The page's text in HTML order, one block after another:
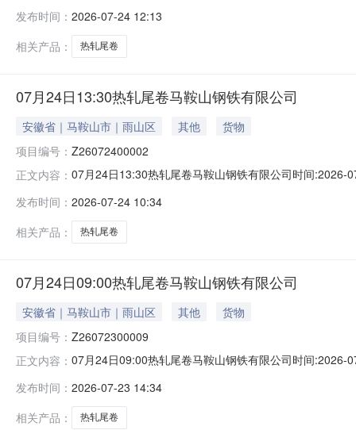
卷）Q235B2*1250*C攀钢钒1/1.59轧烂(因非计划产品的
发布时间： 2026-07-24 12:13
相关产品：
热轧尾卷
07月24日13:30热轧尾卷马鞍山钢铁有限公司
安徽省｜马鞍山市｜雨山区 其他
货物
项目编号： Z26072400002
正文内容： 07月24日13:30热轧尾卷马鞍山钢铁有限公司时间
保证金：￥1,700.00元交易保证金：￥1,700.00元竞价
发布时间： 2026-07-24 10:34
相关产品：
热轧尾卷
07月24日09:00热轧尾卷马鞍山钢铁有限公司
安徽省｜马鞍山市｜雨山区 其他
货物
项目编号： Z26072300009
正文内容： 07月24日09:00热轧尾卷马鞍山钢铁有限公司时间
保证金：￥1,700.00元交易保证金：￥1,700.00元竞价
发布时间： 2026-07-23 14:34
相关产品：
热轧尾卷